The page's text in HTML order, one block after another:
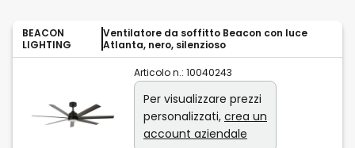
BEACON
LIGHTING
Ventilatore da soffitto Beacon con luce
Atlanta, nero, silenzioso
Articolo n.: 10040243
Per visualizzare prezzi
personalizzati, crea un
account aziendale